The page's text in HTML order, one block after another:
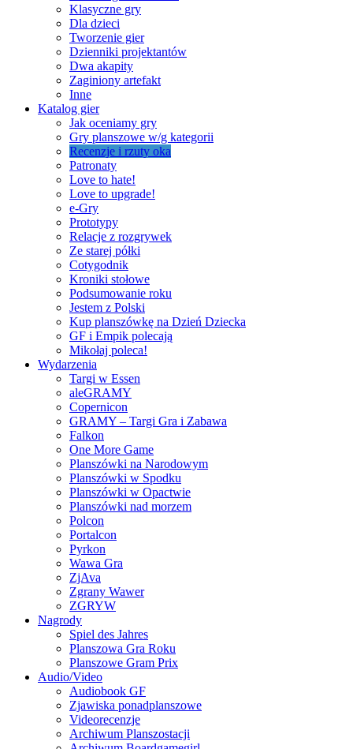
Klasyczne gry
Dla dzieci
Tworzenie gier
Dzienniki projektantów
Dwa akapity
Zaginiony artefakt
Inne
Katalog gier
Jak oceniamy gry
Gry planszowe w/g kategorii
Recenzje i rzuty oka
Patronaty
Love to hate!
Love to upgrade!
e-Gry
Prototypy
Relacje z rozgrywek
Ze starej półki
Cotygodnik
Kroniki stołowe
Podsumowanie roku
Jestem z Polski
Kup planszówkę na Dzień Dziecka
GF i Empik polecają
Mikołaj poleca!
Wydarzenia
Targi w Essen
aleGRAMY
Copernicon
GRAMY – Targi Gra i Zabawa
Falkon
One More Game
Planszówki na Narodowym
Planszówki w Spodku
Planszówki w Opactwie
Planszówki nad morzem
Polcon
Portalcon
Pyrkon
Wawa Gra
ZjAva
Zgrany Wawer
ZGRYW
Nagrody
Spiel des Jahres
Planszowa Gra Roku
Planszowe Gram Prix
Audio/Video
Audiobook GF
Zjawiska ponadplanszowe
Videorecenzje
Archiwum Planszostacji